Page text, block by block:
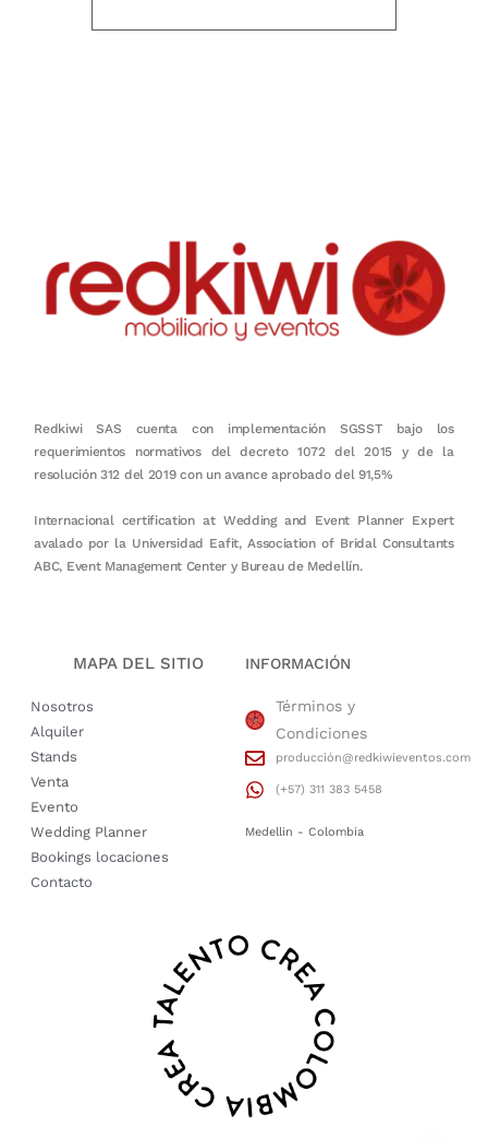
Redkiwi SAS cuenta con implementación SGSST bajo los
requerimientos normativos del decreto 1072 del 2015 y de la
resolución 312 del 2019 con un avance aprobado del 91,5%
Internacional certification at Wedding and Event Planner Expert
avalado por la Universidad Eafit, Association of Bridal Consultants
ABC, Event Management Center y Bureau de Medellín.
MAPA DEL SITIO
Nosotros
Alquiler
Stands
Venta
Evento
Wedding Planner
Bookings locaciones
Contacto
INFORMACIÓN
Términos y
Condiciones
producción@redkiwieventos.com
(+57) 311 383 5458
Medellin - Colombia